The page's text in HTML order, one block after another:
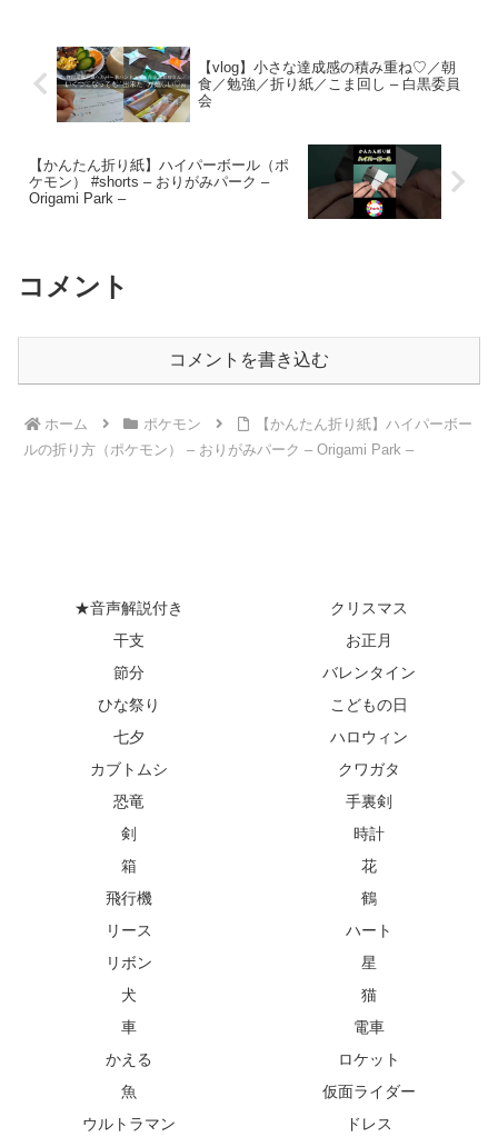
【vlog】小さな達成感の積み重ね♡／朝
食／勉強／折り紙／こま回し – 白黒委員
会
【かんたん折り紙】ハイパーボール（ポ
ケモン） #shorts – おりがみパーク –
Origami Park –
コメント
コメントを書き込む
ホーム ポケモン
【かんたん折り紙】ハイパーボー
ルの折り方（ポケモン） – おりがみパーク – Origami Park –
★音声解説付き
クリスマス
干支
お正月
節分
バレンタイン
ひな祭り
こどもの日
七夕
ハロウィン
カブトムシ
クワガタ
恐竜
手裏剣
剣
時計
箱
花
飛行機
鶴
リース
ハート
リボン
星
犬
猫
車
電車
かえる
ロケット
魚
仮面ライダー
ウルトラマン
ドレス